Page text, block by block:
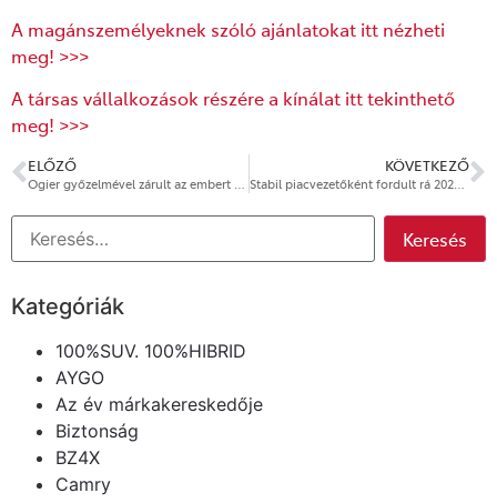
A magánszemélyeknek szóló ajánlatokat itt nézheti
meg! >>>
A társas vállalkozások részére a kínálat itt tekinthető
meg! >>>
ELŐZŐ KÖVETKEZŐ
Stabil piacvezetőként fordult rá 2026 második felére a Toyota
Kategóriák
100%SUV. 100%HIBRID
AYGO
Az év márkakereskedője
Biztonság
BZ4X
Camry